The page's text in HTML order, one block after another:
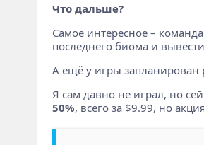
Что дальше?
Самое интересное –
последнего биома и
А ещё у игры запланирован
Я сам давно не играл, но
50%, всего за $9.99, но